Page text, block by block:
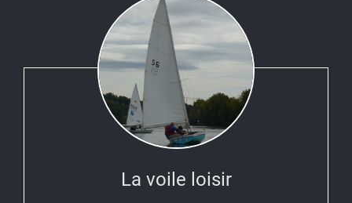
La voile loisir